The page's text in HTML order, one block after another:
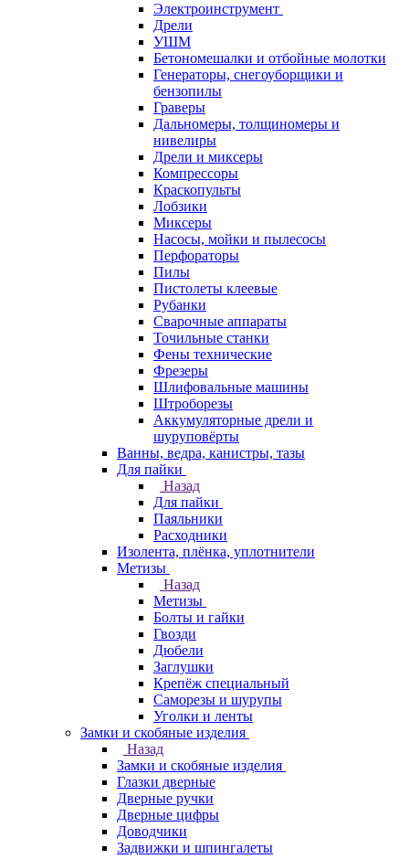
Электроинструмент
Дрели
УШМ
Бетономешалки и отбойные молотки
Генераторы, снегоуборщики и
бензопилы
Граверы
Дальномеры, толщиномеры и
нивелиры
Дрели и миксеры
Компрессоры
Краскопульты
Лобзики
Миксеры
Насосы, мойки и пылесосы
Перфораторы
Пилы
Пистолеты клеевые
Рубанки
Сварочные аппараты
Точильные станки
Фены технические
Фрезеры
Шлифовальные машины
Штроборезы
Аккумуляторные дрели и
шуруповёрты
Ванны, ведра, канистры, тазы
Для пайки
Назад
Для пайки
Паяльники
Расходники
Изолента, плёнка, уплотнители
Метизы
Назад
Метизы
Болты и гайки
Гвозди
Дюбели
Заглушки
Крепёж специальный
Саморезы и шурупы
Уголки и ленты
Замки и скобяные изделия
Назад
Замки и скобяные изделия
Глазки дверные
Дверные ручки
Дверные цифры
Доводчики
Задвижки и шпингалеты